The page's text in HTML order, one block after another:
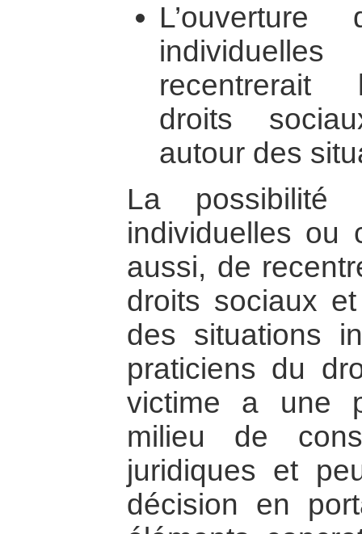
L’ouverture
recentrerait
droits
autour des
La possibilité
individuelles ou
aussi, de
droits sociaux
des situations
praticiens du
victime a une
milieu de
juridiques et
décision en